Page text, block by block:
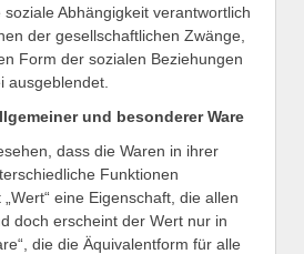
Abhängigkeit verantwortlich
der gesellschaftlichen Zwänge,
Form der sozialen Beziehungen
ausgeblendet.
und besonderer Ware
dass die Waren in ihrer
Funktionen
eine Eigenschaft, die allen
doch erscheint der Wert nur in
die die Äquivalentform für alle